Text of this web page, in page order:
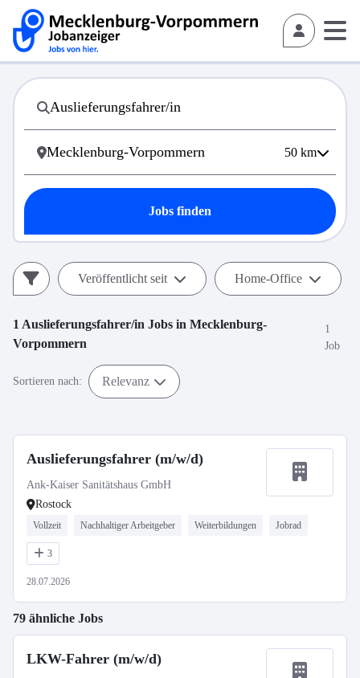
50 km
Jobs finden
Veröffentlicht seit Home-Office
1 Auslieferungsfahrer/in Jobs in Mecklenburg-
Vorpommern
1
Job
Sortieren nach: Relevanz
Auslieferungsfahrer (m/w/d)
Ank-Kaiser Sanitätshaus GmbH
Rostock
Vollzeit Nachhaltiger Arbeitgeber Weiterbildungen Jobrad
3
28.07.2026
79 ähnliche Jobs
LKW-Fahrer (m/w/d)